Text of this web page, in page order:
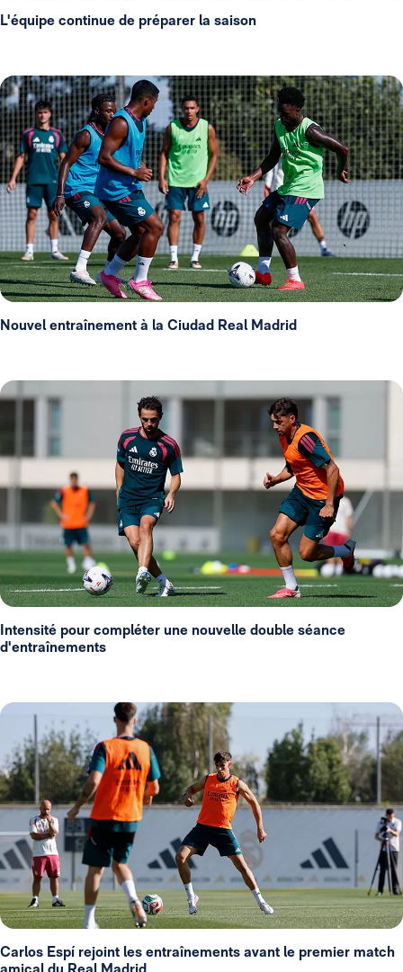
L'équipe continue de préparer la saison
Nouvel entraînement à la Ciudad Real Madrid
Intensité pour compléter une nouvelle double séance
d'entraînements
Carlos Espí rejoint les entraînements avant le premier match